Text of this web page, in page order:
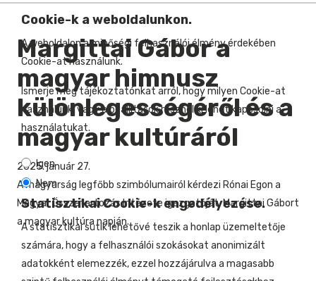
Margittai Gábor a
magyar himnusz
különlegességéről és a
magyar kultúráról
2025. január 27.
A magyarság legfőbb szimbólumairól kérdezi Rónai Egon a
Magyar Összetartozás Intézete igazgatóját, Margittai Gábort
a magyar kultúra napján.
Cookie-k a weboldalunkon.
A weboldalon a minőségi felhasználói élmény érdekében
Cookie-at használunk.
Ismerje meg tájékoztatónkat arról, hogy milyen Cookie-at
használunk, vagy a beállítások résznél ki lehet kapcsolni a
használatukat.
Igen
Nem
Statisztikai Cookie-k engedélyezése.
A statisztikai sütik lehetővé teszik a honlap üzemeltetője
számára, hogy a felhasználói szokásokat anonimizált
adatokként elemezzék, ezzel hozzájárulva a magasabb